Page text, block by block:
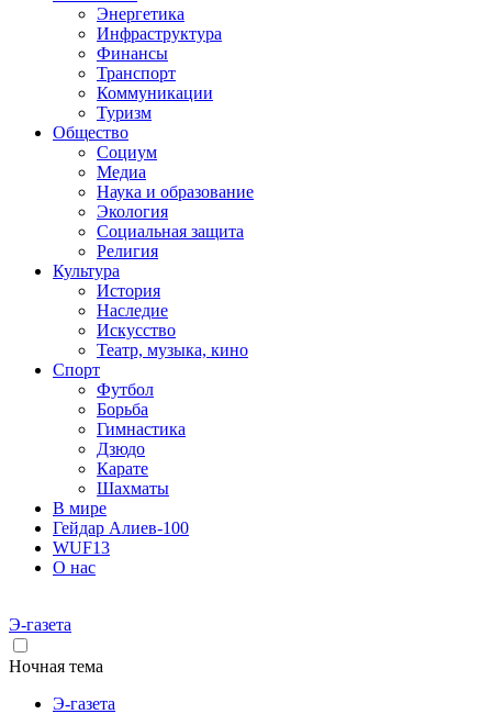
Энергетика
Инфраструктура
Финансы
Транспорт
Коммуникации
Туризм
Общество
Социум
Медиа
Наука и образование
Экология
Социальная защита
Религия
Культура
История
Наследие
Искусство
Театр, музыка, кино
Спорт
Футбол
Борьба
Гимнастика
Дзюдо
Карате
Шахматы
В мире
Гейдар Алиев-100
WUF13
О нас
Э-газета
Ночная тема
Э-газета